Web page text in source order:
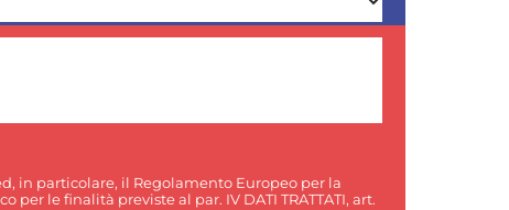
in particolare, il Regolamento Europeo per la
le finalità previste al par. IV DATI TRATTATI, art.